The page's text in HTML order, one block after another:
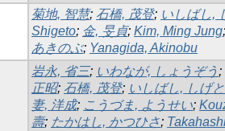
菊地, 智慧; 石橋, 茂登; いしばし,
Shigeto; 金, 旻貞; Kim, Ming Jung;
あきのぶ; Yanagida, Akinobu
岩永, 省三; いわなが, しょうぞう ;
正昭; 石橋, 茂登; いしばし, しげと
妻, 洋成; こうづま, ようせい;
壽; たかはし, かつひさ;